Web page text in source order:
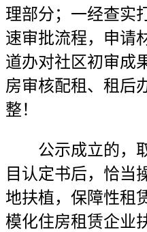
理部分；一经查实
速审批流程，申请
道办对社区初审成
房审核配租、租后
整！
公示成立的，取
目认定书后，恰当
地扶植，保障性租
模化住房租赁企业